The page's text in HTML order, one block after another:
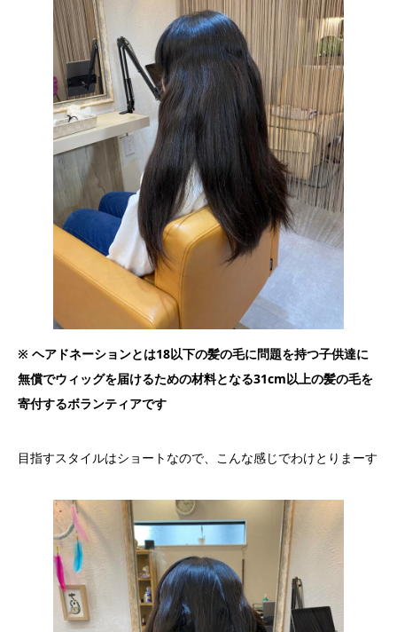
※ ヘアドネーションとは18以下の髪の毛に問題を持つ子供達に
無償でウィッグを届けるための材料となる31cm以上の髪の毛を
寄付するボランティアです
目指すスタイルはショートなので、こんな感じでわけとりまーす